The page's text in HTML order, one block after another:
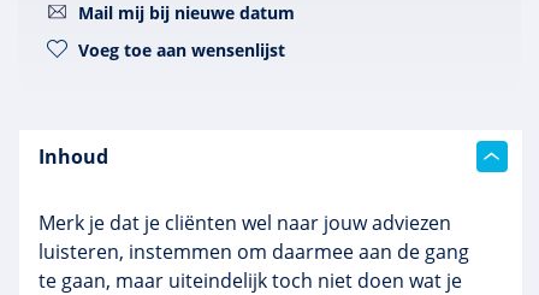
Mail mij bij nieuwe datum
Voeg toe aan wensenlijst
Inhoud
Merk je dat je cliënten wel naar jouw adviezen
luisteren, instemmen om daarmee aan de gang
te gaan, maar uiteindelijk toch niet doen wat je